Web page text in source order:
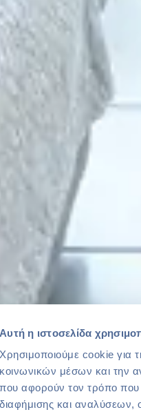
Αυτή η ιστοσελίδα
Χρησιμοποιούμε cookie για
κοινωνικών μέσων και την
που αφορούν τον τρόπο που
διαφήμισης και αναλύσεων,